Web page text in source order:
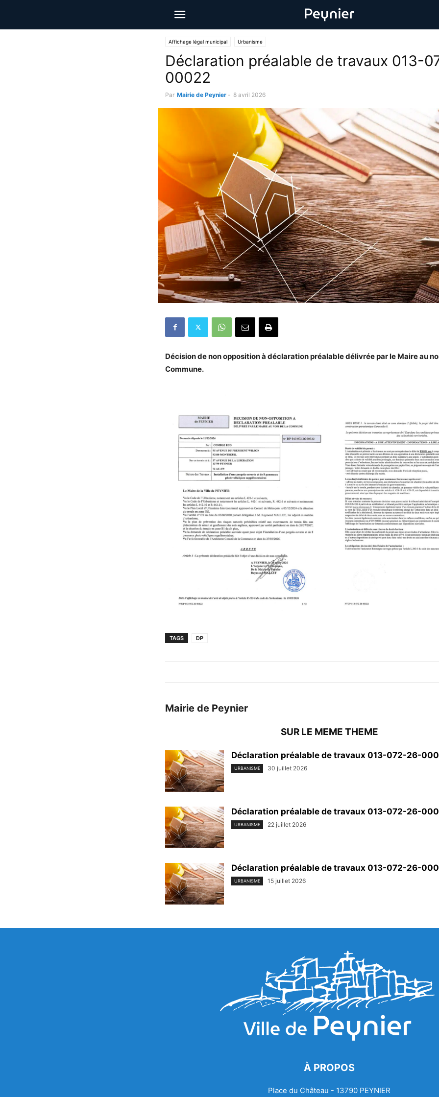
Affichage légal municipal Urbanisme
Déclaration préalable de travaux 013-
00022
Par Mairie de Peynier - 8 avril 2026
Décision de non opposition à déclaration préalable délivrée par le Maire au
Commune.
TAGS DP
Mairie de Peynier
SUR LE MEME THEME
Déclaration préalable de travaux 013-072-26-
URBANISME 30 juillet 2026
Déclaration préalable de travaux 013-072-26-
URBANISME 22 juillet 2026
Déclaration préalable de travaux 013-072-26-
URBANISME 15 juillet 2026
À PROPOS
Place du Château - 13790 PEYNIER